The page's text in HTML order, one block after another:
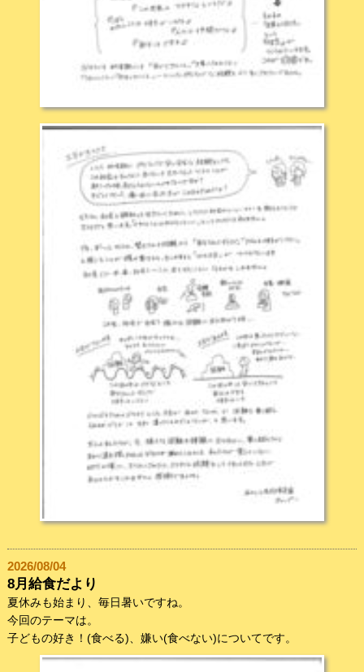
2026/08/04
8月給食だより
夏休みも始まり、毎日暑いですね。
今回のテーマは。
子どもの好き！(食べる)、嫌い(食べない)についてです。